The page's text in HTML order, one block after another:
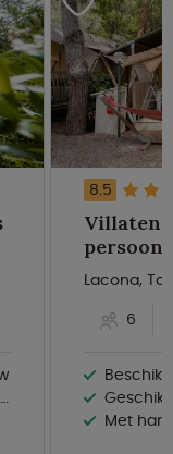
8.5
Villatent
persoons
Lacona,
6
Met